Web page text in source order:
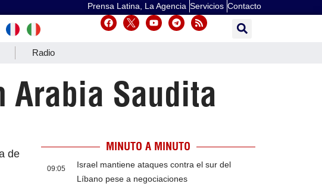
Prensa Latina, La Agencia Servicios Contacto
Radio
Arabia Saudita
de
MINUTO A MINUTO
09:05
Israel mantiene ataques contra el sur del
Líbano pese a negociaciones